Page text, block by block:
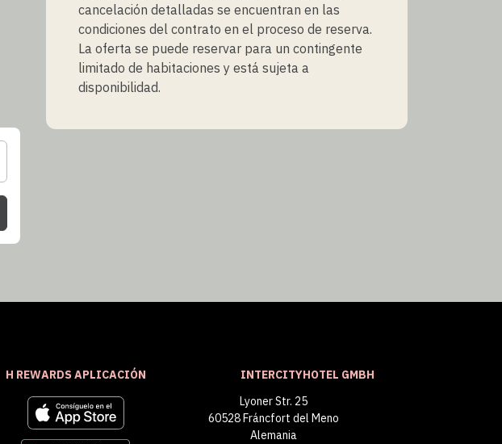
cancelación detalladas se encuentran en las
condiciones del contrato en el proceso de reserva.
La oferta se puede reservar para un contingente
limitado de habitaciones y está sujeta a
disponibilidad.
H REWARDS APLICACIÓN
INTERCITYHOTEL GMBH
Lyoner Str. 25
60528 Fráncfort del Meno
Alemania